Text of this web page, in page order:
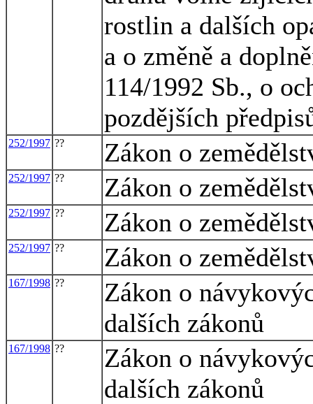
rostlin a dalších
a o změně a
114/1992 Sb., o
pozdějších
252/1997 ?? Zákon o
252/1997 ?? Zákon o
252/1997 ?? Zákon o
252/1997 ?? Zákon o
167/1998 ??
Zákon o
dalších zákonů
167/1998 ??
Zákon o
dalších zákonů